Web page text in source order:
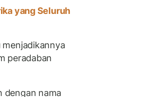
yang Seluruh
peradaban
dengan nama